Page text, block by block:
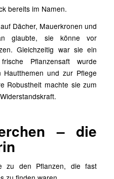
bereits im Namen.
Dächer, Mauerkronen und
glaubte, sie könne vor
Gleichzeitig war sie ein
Pflanzensaft wurde
Hautthemen und zur Pflege
Robustheit machte sie zum
– die
zu den Pflanzen, die fast